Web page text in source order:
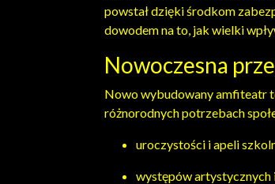
powstał dzięki środkom
dowodem na to, jak wielki
Nowoczesna
Nowo wybudowany amfiteatr
różnorodnych potrzebach
uroczystości i apeli
występów artystycznych